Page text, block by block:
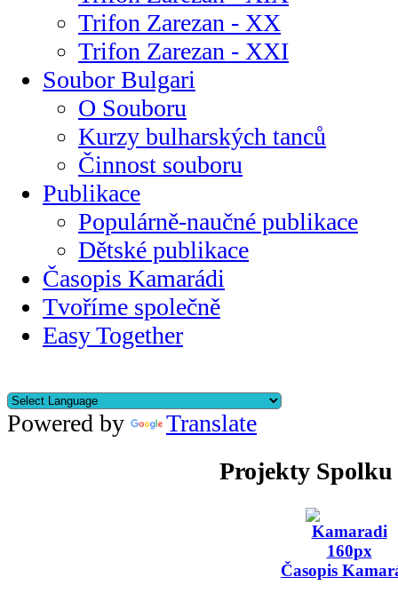
Trifon Zarezan - XX
Trifon Zarezan - XXI
Soubor Bulgari
O Souboru
Kurzy bulharských tanců
Činnost souboru
Publikace
Populárně-naučné publikace
Dětské publikace
Časopis Kamarádi
Tvoříme společně
Easy Together
Powered by
Translate
Projekty Spolku
Časopis